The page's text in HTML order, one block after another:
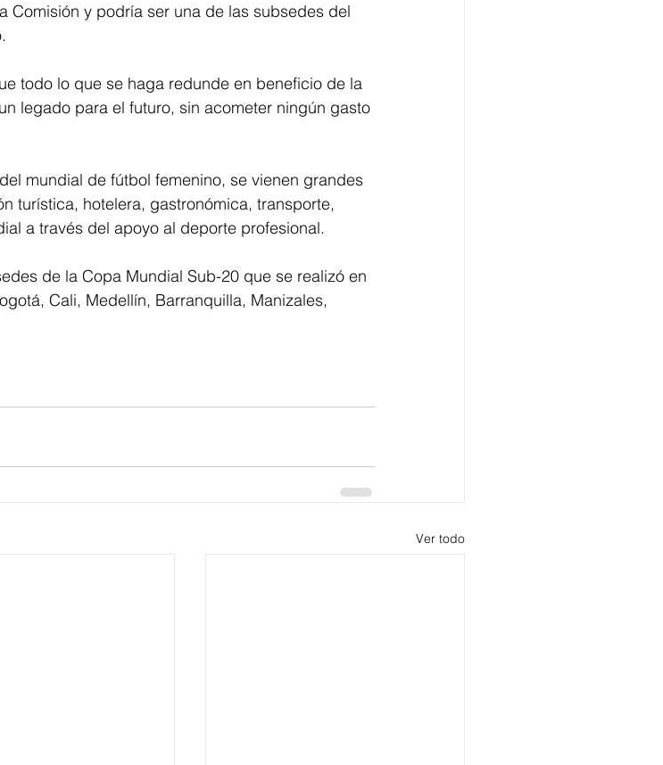
Comisión y podría ser una de las subsedes del
todo lo que se haga redunde en beneficio de la
legado para el futuro, sin acometer ningún gasto
mundial de fútbol femenino, se vienen grandes
turística, hotelera, gastronómica, transporte,
a través del apoyo al deporte profesional.
de la Copa Mundial Sub-20 que se realizó en
Cali, Medellín, Barranquilla, Manizales,
Ver todo